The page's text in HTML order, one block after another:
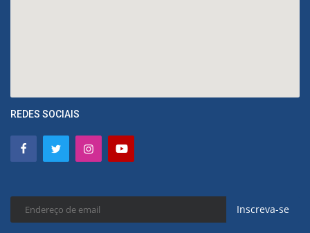
REDES SOCIAIS
Inscreva-se